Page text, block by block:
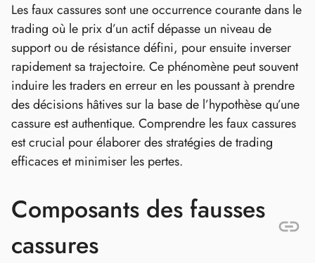
Les faux cassures sont une occurrence courante dans le
trading où le prix d’un actif dépasse un niveau de
support ou de résistance défini, pour ensuite inverser
rapidement sa trajectoire. Ce phénomène peut souvent
induire les traders en erreur en les poussant à prendre
des décisions hâtives sur la base de l’hypothèse qu’une
cassure est authentique. Comprendre les faux cassures
est crucial pour élaborer des stratégies de trading
efficaces et minimiser les pertes.
Composants des fausses
cassures